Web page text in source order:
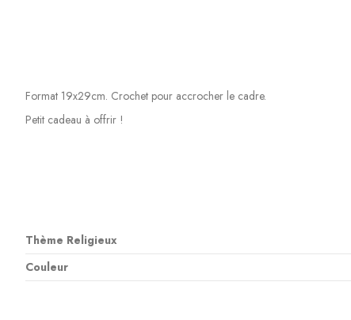
Format 19x29cm. Crochet pour accrocher le cadre.
Petit cadeau à offrir !
Thème Religieux
Couleur